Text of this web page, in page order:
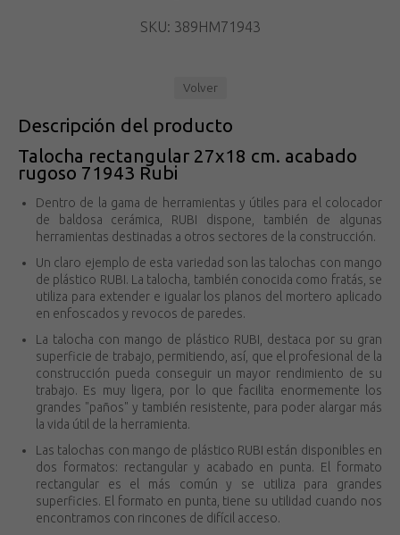
SKU: 389HM71943
Volver
Descripción del producto
Talocha rectangular 27x18 cm. acabado
rugoso 71943 Rubi
Dentro de la gama de herramientas y útiles para el colocador
de baldosa cerámica, RUBI dispone, también de algunas
herramientas destinadas a otros sectores de la construcción.
Un claro ejemplo de esta variedad son las talochas con mango
de plástico RUBI. La talocha, también conocida como fratás, se
utiliza para extender e igualar los planos del mortero aplicado
en enfoscados y revocos de paredes.
La talocha con mango de plástico RUBI, destaca por su gran
superficie de trabajo, permitiendo, así, que el profesional de la
construcción pueda conseguir un mayor rendimiento de su
trabajo. Es muy ligera, por lo que facilita enormemente los
grandes "paños" y también resistente, para poder alargar más
la vida útil de la herramienta.
Las talochas con mango de plástico RUBI están disponibles en
dos formatos: rectangular y acabado en punta. El formato
rectangular es el más común y se utiliza para grandes
superficies. El formato en punta, tiene su utilidad cuando nos
encontramos con rincones de difícil acceso.